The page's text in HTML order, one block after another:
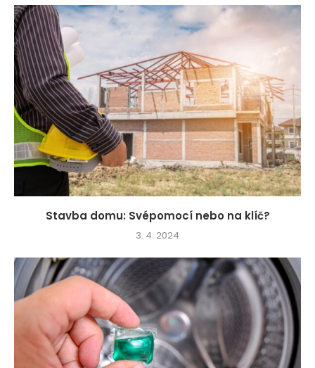
Stavba domu: Svépomocí nebo na klíč?
3. 4. 2024